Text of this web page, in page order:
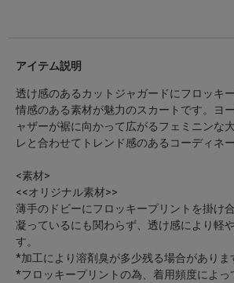
アイテム説明
透け感のあるカットジャガードにフロッキ
情感のある素材が魅力のスカートです。ヨ
ャザーが裾に向かって広がるフェミニンな
レと合わせてトレンド感のあるコーディネ
<素材>
<<オリジナル素材>>
薄手のドビーにフロッキープリントを掛け
凝っているにも関わらず、透け感により軽
す。
*加工により溶剤臭が多少残る場合がありま
*フロッキープリントの為、着用頻度によっ